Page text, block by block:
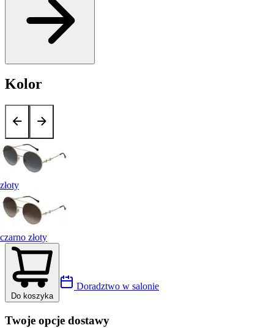
Kolor
złoty
czarno złoty
Do koszyka
Doradztwo w salonie
Twoje opcje dostawy